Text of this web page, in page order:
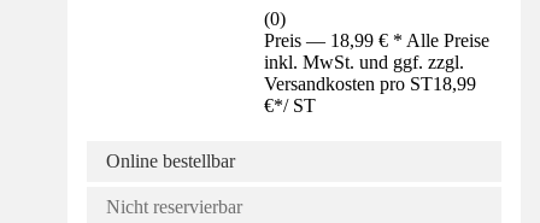
(0)
Preis — 18,99 € * Alle Preise
inkl. MwSt. und ggf. zzgl.
Versandkosten pro ST18,99
€*/ ST
Online bestellbar
Nicht reservierbar